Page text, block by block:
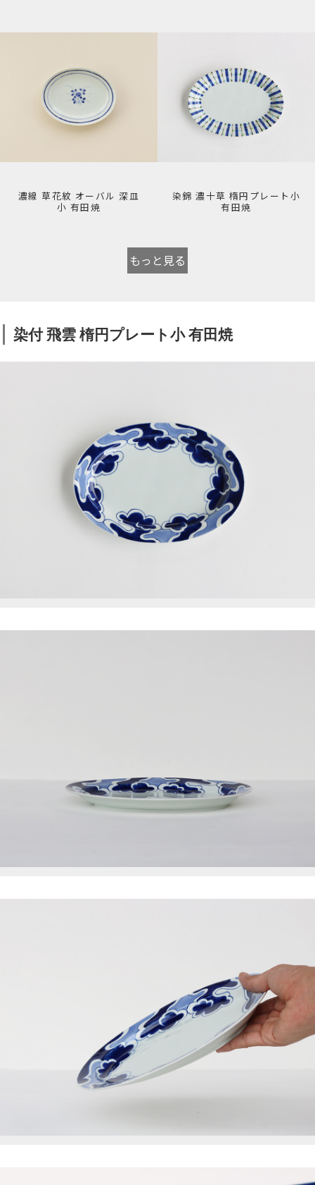
濃線 草花紋 オーバル 深皿
小 有田焼
染錦 濃十草 楕円プレート小
有田焼
もっと見る
染付 飛雲 楕円プレート小 有田焼